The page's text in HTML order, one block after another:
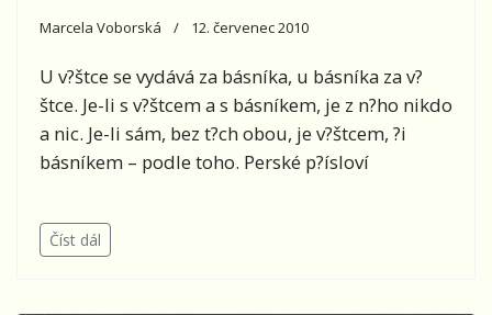
Marcela Voborská 12. červenec 2010
U v?štce se vydává za básníka, u básníka za v?
štce. Je-li s v?štcem a s básníkem, je z n?ho nikdo
a nic. Je-li sám, bez t?ch obou, je v?štcem, ?i
básníkem – podle toho. Perské p?ísloví
Číst dál